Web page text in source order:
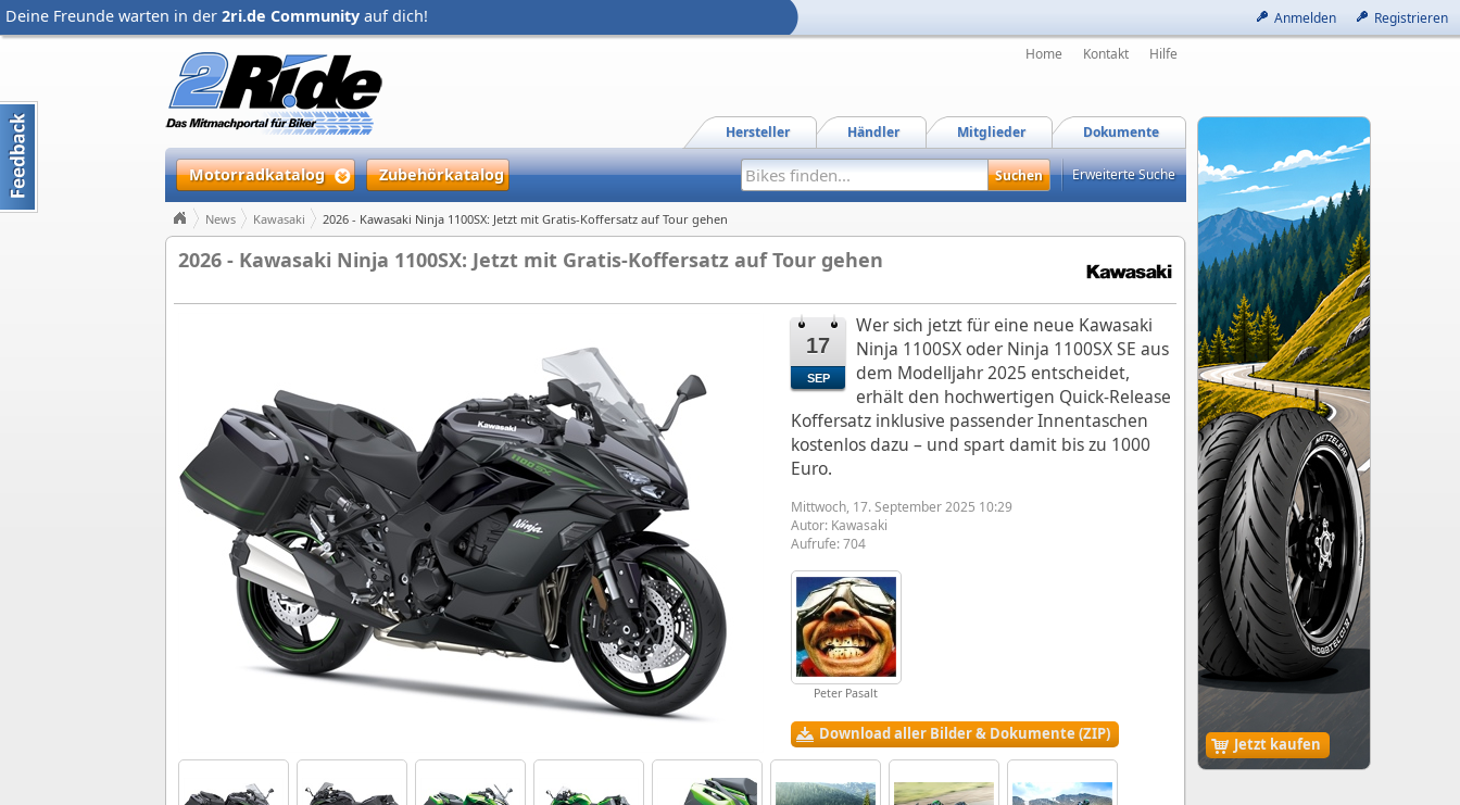
Anmelden Registrieren
Deine Freunde warten in der 2ri.de Community auf dich!
Jetzt kaufen
Home Kontakt Hilfe
Dokumente
Mitglieder
Händler
Hersteller
Motorradkatalog Zubehörkatalog Erweiterte Suche
News Kawasaki 2026 - Kawasaki Ninja 1100SX: Jetzt mit Gratis-Koffersatz auf Tour gehen
2026 - Kawasaki Ninja 1100SX: Jetzt mit Gratis-Koffersatz auf Tour gehen
17
SEP
Wer sich jetzt für eine neue Kawasaki
Ninja 1100SX oder Ninja 1100SX SE aus
dem Modelljahr 2025 entscheidet,
erhält den hochwertigen Quick-Release
Koffersatz inklusive passender Innentaschen
kostenlos dazu – und spart damit bis zu 1000
Euro.
Mittwoch, 17. September 2025 10:29
Autor: Kawasaki
Aufrufe: 704
Peter Pasalt
Download aller Bilder & Dokumente (ZIP)